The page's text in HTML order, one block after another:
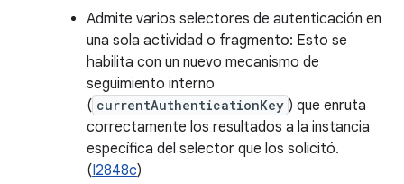
Admite varios selectores de autenticación en
una sola actividad o fragmento: Esto se
habilita con un nuevo mecanismo de
seguimiento interno
( currentAuthenticationKey ) que enruta
correctamente los resultados a la instancia
específica del selector que los solicitó.
(I2848c)